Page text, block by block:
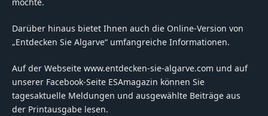
Darüber hinaus bietet Ihnen auch die Online-Version von
„Entdecken Sie Algarve“ umfangreiche Informationen.
Auf der Webseite www.entdecken-sie-algarve.com und auf
unserer Facebook-Seite ESAmagazin können Sie
tagesaktuelle Meldungen und ausgewählte Beiträge aus
der Printausgabe lesen.